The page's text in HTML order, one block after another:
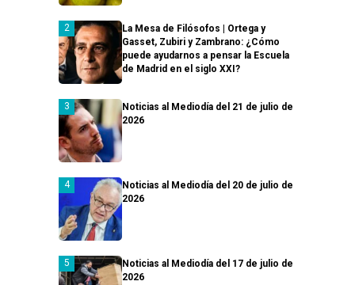
La Mesa de Filósofos | Ortega y
Gasset, Zubiri y Zambrano: ¿Cómo
puede ayudarnos a pensar la Escuela
de Madrid en el siglo XXI?
Noticias al Mediodía del 21 de julio de
2026
Noticias al Mediodía del 20 de julio de
2026
Noticias al Mediodía del 17 de julio de
2026